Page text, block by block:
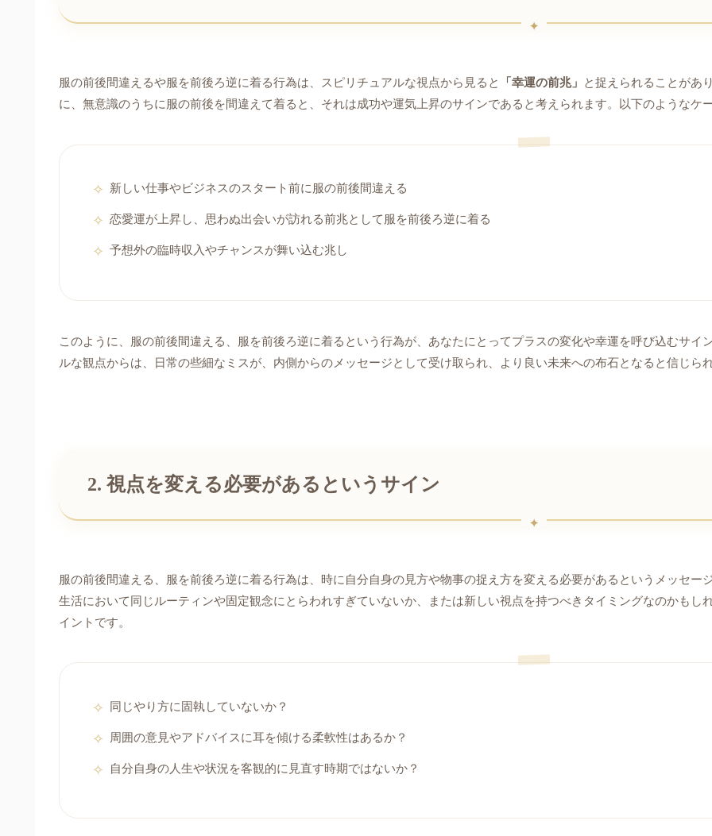
服の前後間違えるや服を前後ろ逆に着る行為は、スピリチュアルな視点から見ると 「幸運の前兆」 と捉えられることがあ
に、無意識のうちに服の前後を間違えて着ると、それは成功や運気上昇のサインであると考えられます。以下のようなケ
新しい仕事やビジネスのスタート前に服の前後間違える
恋愛運が上昇し、思わぬ出会いが訪れる前兆として服を前後ろ逆に着る
予想外の臨時収入やチャンスが舞い込む兆し
このように、服の前後間違える、服を前後ろ逆に着るという行為が、あなたにとってプラスの変化や幸運を呼び込むサ
ルな観点からは、日常の些細なミスが、内側からのメッセージとして受け取られ、より良い未来への布石となると信じら
2. 視点を変える必要があるというサイン
服の前後間違える、服を前後ろ逆に着る行為は、時に自分自身の見方や物事の捉え方を変える必要があるというメッセ
生活において同じルーティンや固定観念にとらわれすぎていないか、または新しい視点を持つべきタイミングなのかもし
イントです。
同じやり方に固執していないか？
周囲の意見やアドバイスに耳を傾ける柔軟性はあるか？
自分自身の人生や状況を客観的に見直す時期ではないか？